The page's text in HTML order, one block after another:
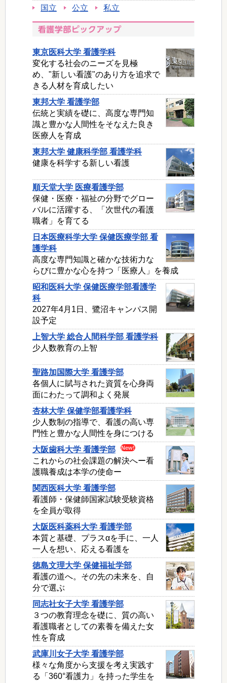
国立
公立 私立
東京医科大学 看護学科
変化する社会のニーズを見極
め、"新しい看護"のあり方を追求で
きる人材を育成したい
東邦大学 看護学部
伝統と実績を礎に、高度な専門知
識と豊かな人間性をそなえた良き
医療人を育成
東邦大学 健康科学部 看護学科
健康を科学する新しい看護
順天堂大学 医療看護学部
保健・医療・福祉の分野でグロー
バルに活躍する、「次世代の看護
職者」を育てる
日本医療科学大学 保健医療学部 看
護学科
高度な専門知識と確かな技術力な
らびに豊かな心を持つ「医療人」を養成
昭和医科大学 保健医療学部看護学
科
2027年4月1日、鷺沼キャンパス開
設予定
上智大学 総合人間科学部 看護学科
少人数教育の上智
聖路加国際大学 看護学部
各個人に賦与された資質を心身両
面にわたって調和よく発展
杏林大学 保健学部看護学科
少人数制の指導で、看護の高い専
門性と豊かな人間性を身につける
大阪歯科大学 看護学部
これからの社会課題の解決へー看
護職養成は本学の使命ー
関西医科大学 看護学部
看護師・保健師国家試験受験資格
を全員が取得
大阪医科薬科大学 看護学部
本質と基礎、プラスαを手に、一人
一人を想い、応える看護を
徳島文理大学 保健福祉学部
看護の道へ。その先の未来を、自
分で選ぶ
同志社女子大学 看護学部
３つの教育理念を礎に、質の高い
看護職者としての素養を備えた女
性を育成
武庫川女子大学 看護学部
様々な角度から支援を考え実践す
る「360°看護力」を持った学生を